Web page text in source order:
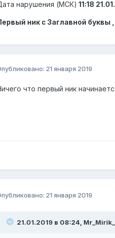
нарушения (МСК) 11:18
ник с Заглавной буквы
21 января 2019
что первый ник
21 января 2019
21.01.2019 в 08:24,